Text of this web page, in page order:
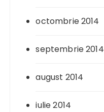
octombrie 2014
septembrie 2014
august 2014
iulie 2014